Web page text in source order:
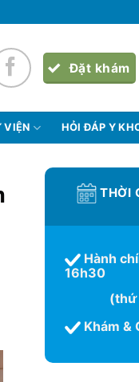
Đặt khám
VIỆN HỎI ĐÁP Y
THỜI
Hành
16h30
(thứ
Khám &